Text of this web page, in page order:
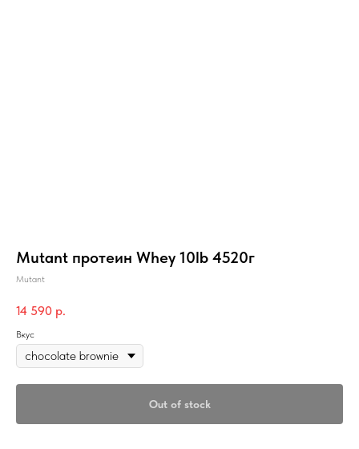
Mutant протеин Whey 10lb 4520г
Mutant
14 590 р.
Вкус
Out of stock